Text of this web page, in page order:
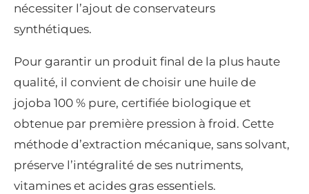
nécessiter l’ajout de conservateurs
synthétiques.
Pour garantir un produit final de la plus haute
qualité, il convient de choisir une huile de
jojoba 100 % pure, certifiée biologique et
obtenue par première pression à froid. Cette
méthode d’extraction mécanique, sans solvant,
préserve l’intégralité de ses nutriments,
vitamines et acides gras essentiels.